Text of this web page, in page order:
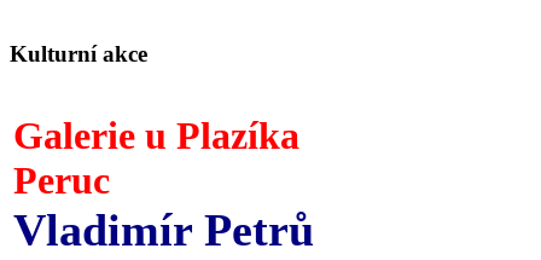
Kulturní akce
Galerie u Plazíka
Peruc
Vladimír Petrů